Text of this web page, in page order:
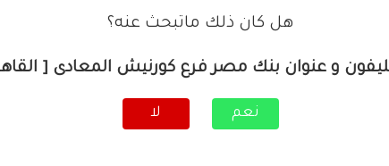
هل كان ذلك ماتبحث عنه؟
و عنوان بنك مصر فرع كورنيش المعادى [
نعم لا